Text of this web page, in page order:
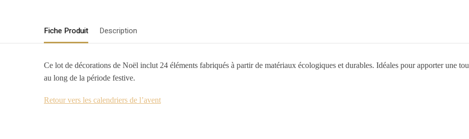
Fiche Produit Description
Ce lot de décorations de Noël inclut 24 éléments fabriqués à partir de matériaux écologiques et durables. Idéales pour apporter une
au long de la période festive.
Retour vers les calendriers de l’avent